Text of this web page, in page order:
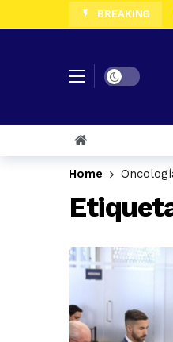
BREAKING
Dark mode
Home